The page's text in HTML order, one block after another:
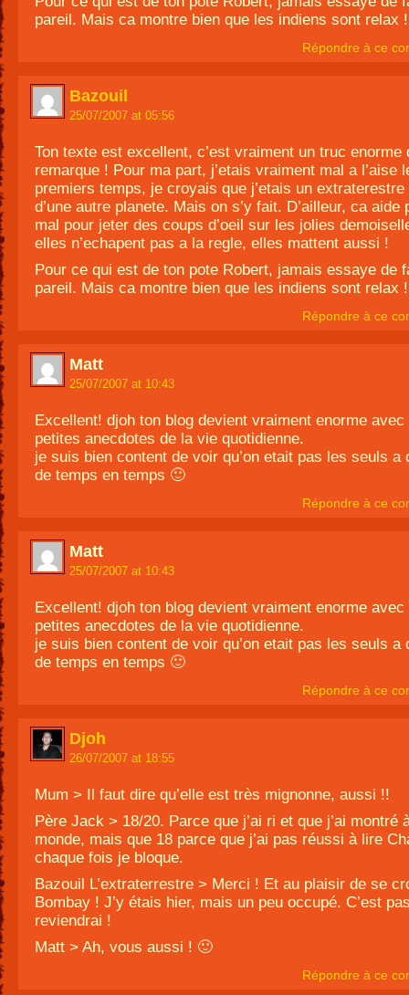
pareil. Mais ca montre bien que les indiens sont relax
Répondre à ce
Bazouil
25/07/2007 at 05:56
Ton texte est excellent, c’est vraiment un truc enorme
remarque ! Pour ma part, j’etais vraiment mal a l’aise
premiers temps, je croyais que j’etais un extraterestre
d’une autre planete. Mais on s’y fait. D’ailleur, ca aide
mal pour jeter des coups d’oeil sur les jolies
elles n’echapent pas a la regle, elles mattent aussi !
Pour ce qui est de ton pote Robert, jamais essaye de
pareil. Mais ca montre bien que les indiens sont relax
Répondre à ce
Matt
25/07/2007 at 10:43
Excellent! djoh ton blog devient vraiment enorme avec
petites anecdotes de la vie quotidienne.
je suis bien content de voir qu’on etait pas les seuls a
de temps en temps 🙂
Répondre à ce
Matt
25/07/2007 at 10:43
Excellent! djoh ton blog devient vraiment enorme avec
petites anecdotes de la vie quotidienne.
je suis bien content de voir qu’on etait pas les seuls a
de temps en temps 🙂
Répondre à ce
Djoh
26/07/2007 at 18:55
Mum > Il faut dire qu’elle est très mignonne, aussi !!
Père Jack > 18/20. Parce que j’ai ri et que j’ai montré
monde, mais que 18 parce que j’ai pas réussi à lire
chaque fois je bloque.
Bazouil L’extraterrestre > Merci ! Et au plaisir de se
Bombay ! J’y étais hier, mais un peu occupé. C’est
reviendrai !
Matt > Ah, vous aussi ! 🙂
Répondre à ce